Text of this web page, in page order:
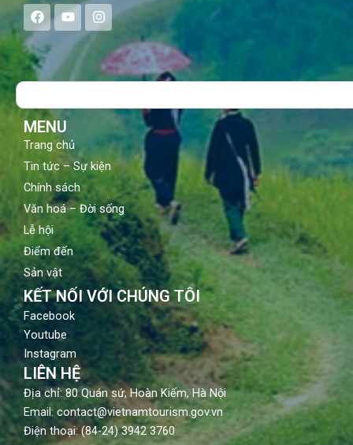
F
a
c
e
b
o
Y
o
u
t
u
b
I
n
s
a
g
Search
MENU
Trang chủ
Tin tức – Sự kiện
Chính sách
Văn hoá – Đời sống
Lễ hội
Điểm đến
Sản vật
KẾT NỐI VỚI CHÚNG TÔI
Facebook
Youtube
Instagram
LIÊN HỆ
Địa chỉ: 80 Quán sứ, Hoàn Kiếm, Hà Nội
Email: contact@vietnamtourism.gov.vn
Điện thoại: (84-24) 3942 3760